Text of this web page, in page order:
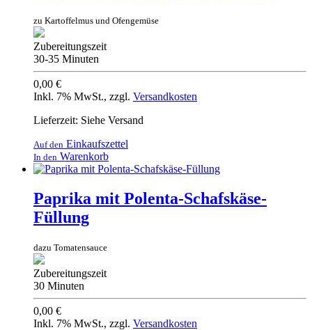
zu Kartoffelmus und Ofengemüse
Zubereitungszeit
30-35 Minuten
0,00 €
Inkl. 7% MwSt., zzgl. Versandkosten
Lieferzeit: Siehe Versand
Auf den Einkaufszettel
In den Warenkorb
Paprika mit Polenta-Schafskäse-
Füllung
dazu Tomatensauce
Zubereitungszeit
30 Minuten
0,00 €
Inkl. 7% MwSt., zzgl. Versandkosten